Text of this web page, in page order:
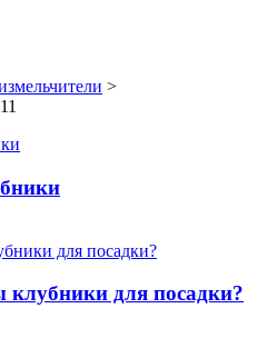
>
для посадки?